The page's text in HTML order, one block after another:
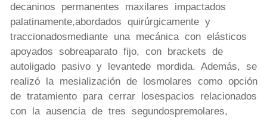
decaninos permanentes maxilares impactados
palatinamente,abordados quirúrgicamente y
traccionadosmediante una mecánica con elásticos
apoyados sobreaparato fijo, con brackets de
autoligado pasivo y levantede mordida. Además, se
realizó la mesialización de losmolares como opción
de tratamiento para cerrar losespacios relacionados
con la ausencia de tres segundospremolares,